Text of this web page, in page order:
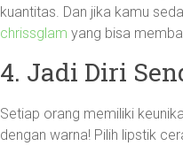
kuantitas. Dan jika kamu
chrissglam yang bisa
4. Jadi Diri
Setiap orang memiliki
dengan warna! Pilih lipstik